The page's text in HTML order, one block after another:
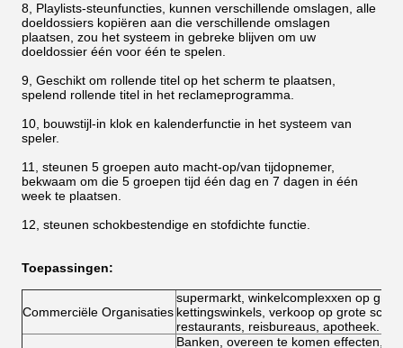
8, Playlists-steunfuncties, kunnen verschillende omslagen, alle
doeldossiers kopiëren aan die verschillende omslagen
plaatsen, zou het systeem in gebreke blijven om uw
doeldossier één voor één te spelen.
9, Geschikt om rollende titel op het scherm te plaatsen,
spelend rollende titel in het reclameprogramma.
10, bouwstijl-in klok en kalenderfunctie in het systeem van
speler.
11, steunen 5 groepen auto macht-op/van tijdopnemer,
bekwaam om die 5 groepen tijd één dag en 7 dagen in één
week te plaatsen.
12, steunen schokbestendige en stofdichte functie.
Toepassingen:
Commerciële Organisaties
supermarkt, winkelcomplexxen op
kettingswinkels, verkoop op grote
restaurants, reisbureaus, apotheek.
Banken, overeen te komen effecten,